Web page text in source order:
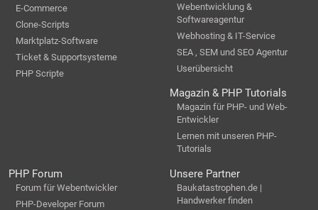
E-Commerce
Clone-Scripts
Marktplatz-Software
Ticket & Supportsysteme
PHP Scripte
Webentwicklung &
Softwareagentur
Webhosting & IT-Service
SEA , SEM und SEO Agentur
Userübersicht
Magazin & PHP Tutorials
Magazin für PHP- und Web-
Entwickler
Lernen mit unseren PHP-
Tutorials
PHP Forum
Forum für Webentwickler
PHP-Developer Forum
Unsere Partner
Baukatastrophen.de |
Handwerker finden